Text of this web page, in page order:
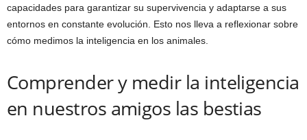
capacidades para garantizar su supervivencia y adaptarse a sus
entornos en constante evolución. Esto nos lleva a reflexionar sobre
cómo medimos la inteligencia en los animales.
Comprender y medir la inteligencia
en nuestros amigos las bestias